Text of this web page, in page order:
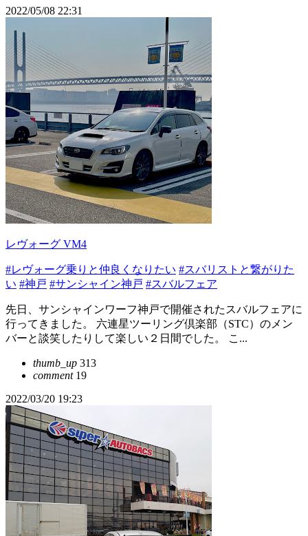
2022/05/08 22:31
レヴォーグ VM4
#レヴォーグ乗りと仲良くなりたい #スバリストと繋がりた
い #神戸 #サンシャイン神戸 #スバルフェア
先日、サンシャインワーフ神戸で開催されたスバルフェアに
行ってきました。 六連星ツーリング倶楽部（STC）のメン
バーと談笑したりして楽しい２日間でした。 こ...
thumb_up 313
comment19
2022/03/20 19:23